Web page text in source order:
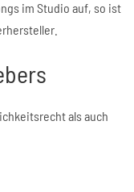
im Studio auf, so ist
als auch